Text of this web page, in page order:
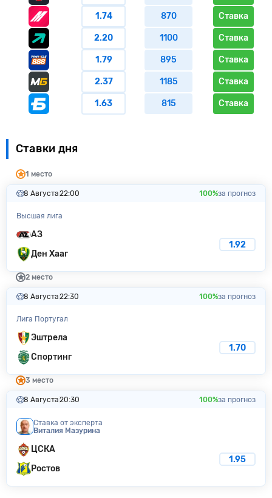
1.74 870 Ставка
2.20 1100 Ставка
1.79 895 Ставка
2.37 1185 Ставка
1.63 815 Ставка
Ставки дня
1 место
8 Августа22:00 100%за прогноз
Высшая лига
АЗ
Ден Хааг
1.92
2 место
8 Августа22:30 100%за прогноз
Лига Португал
Эштрела
Спортинг
1.70
3 место
8 Августа20:30 100%за прогноз
Ставка от эксперта
Виталия Мазуринa
ЦСКА
Ростов
1.95